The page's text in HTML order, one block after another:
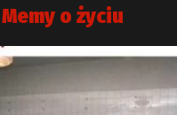
Memy o życiu